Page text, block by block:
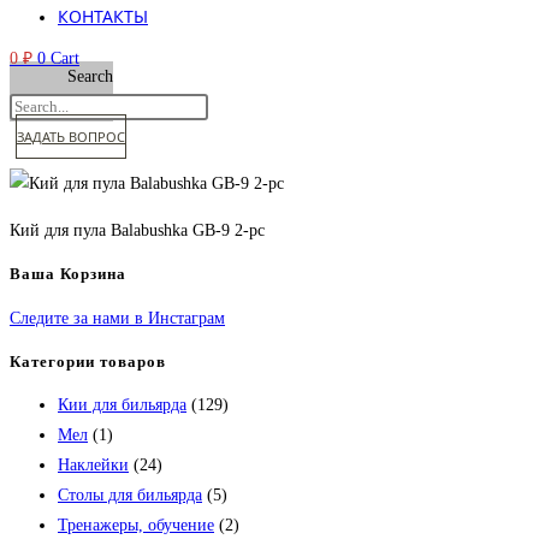
КОНТАКТЫ
0₽ 0 Cart
Search
ЗАДАТЬ ВОПРОС
Кий для пула Balabushka GB-9 2-pc
Ваша Корзина
Следите за нами в Инстаграм
Категории товаров
Кии для бильярда (129)
Мел (1)
Наклейки (24)
Столы для бильярда (5)
Тренажеры, обучение (2)